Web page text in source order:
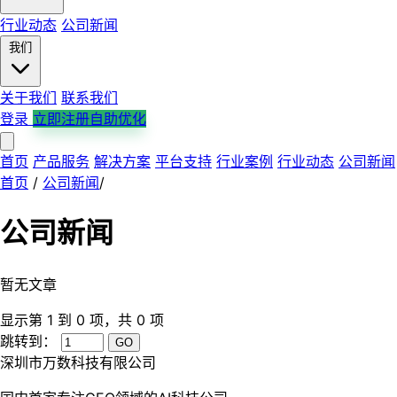
行业动态 公司新闻
我们
关于我们 联系我们
登录 立即注册自助优化
首页 产品服务 解决方案 平台支持 行业案例 行业动态 公司新闻
首页 / 公司新闻/
公司新闻
暂无文章
显示第 1 到 0 项，共 0 项
跳转到：
GO
深圳市万数科技有限公司